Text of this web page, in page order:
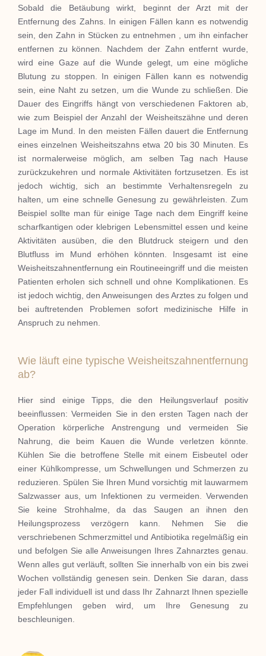
Sobald die Betäubung wirkt, beginnt der Arzt mit der
Entfernung des Zahns. In einigen Fällen kann es notwendig
sein, den Zahn in Stücken zu entnehmen , um ihn einfacher
entfernen zu können. Nachdem der Zahn entfernt wurde,
wird eine Gaze auf die Wunde gelegt, um eine mögliche
Blutung zu stoppen. In einigen Fällen kann es notwendig
sein, eine Naht zu setzen, um die Wunde zu schließen. Die
Dauer des Eingriffs hängt von verschiedenen Faktoren ab,
wie zum Beispiel der Anzahl der Weisheitszähne und deren
Lage im Mund. In den meisten Fällen dauert die Entfernung
eines einzelnen Weisheitszahns etwa 20 bis 30 Minuten. Es
ist normalerweise möglich, am selben Tag nach Hause
zurückzukehren und normale Aktivitäten fortzusetzen. Es ist
jedoch wichtig, sich an bestimmte Verhaltensregeln zu
halten, um eine schnelle Genesung zu gewährleisten. Zum
Beispiel sollte man für einige Tage nach dem Eingriff keine
scharfkantigen oder klebrigen Lebensmittel essen und keine
Aktivitäten ausüben, die den Blutdruck steigern und den
Blutfluss im Mund erhöhen könnten. Insgesamt ist eine
Weisheitszahnentfernung ein Routineeingriff und die meisten
Patienten erholen sich schnell und ohne Komplikationen. Es
ist jedoch wichtig, den Anweisungen des Arztes zu folgen und
bei auftretenden Problemen sofort medizinische Hilfe in
Anspruch zu nehmen.
Wie läuft eine typische Weisheitszahnentfernung
ab?
Hier sind einige Tipps, die den Heilungsverlauf positiv
beeinflussen: Vermeiden Sie in den ersten Tagen nach der
Operation körperliche Anstrengung und vermeiden Sie
Nahrung, die beim Kauen die Wunde verletzen könnte.
Kühlen Sie die betroffene Stelle mit einem Eisbeutel oder
einer Kühlkompresse, um Schwellungen und Schmerzen zu
reduzieren. Spülen Sie Ihren Mund vorsichtig mit lauwarmem
Salzwasser aus, um Infektionen zu vermeiden. Verwenden
Sie keine Strohhalme, da das Saugen an ihnen den
Heilungsprozess verzögern kann. Nehmen Sie die
verschriebenen Schmerzmittel und Antibiotika regelmäßig ein
und befolgen Sie alle Anweisungen Ihres Zahnarztes genau.
Wenn alles gut verläuft, sollten Sie innerhalb von ein bis zwei
Wochen vollständig genesen sein. Denken Sie daran, dass
jeder Fall individuell ist und dass Ihr Zahnarzt Ihnen spezielle
Empfehlungen geben wird, um Ihre Genesung zu
beschleunigen.